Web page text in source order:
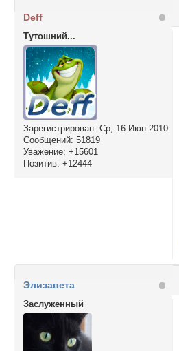
Deff
Тутошний...
Зарегистрирован: Ср, 16 Июн 2010
Сообщений: 51819
Уважение: +15601
Позитив: +12444
Элизавета
Заслуженный